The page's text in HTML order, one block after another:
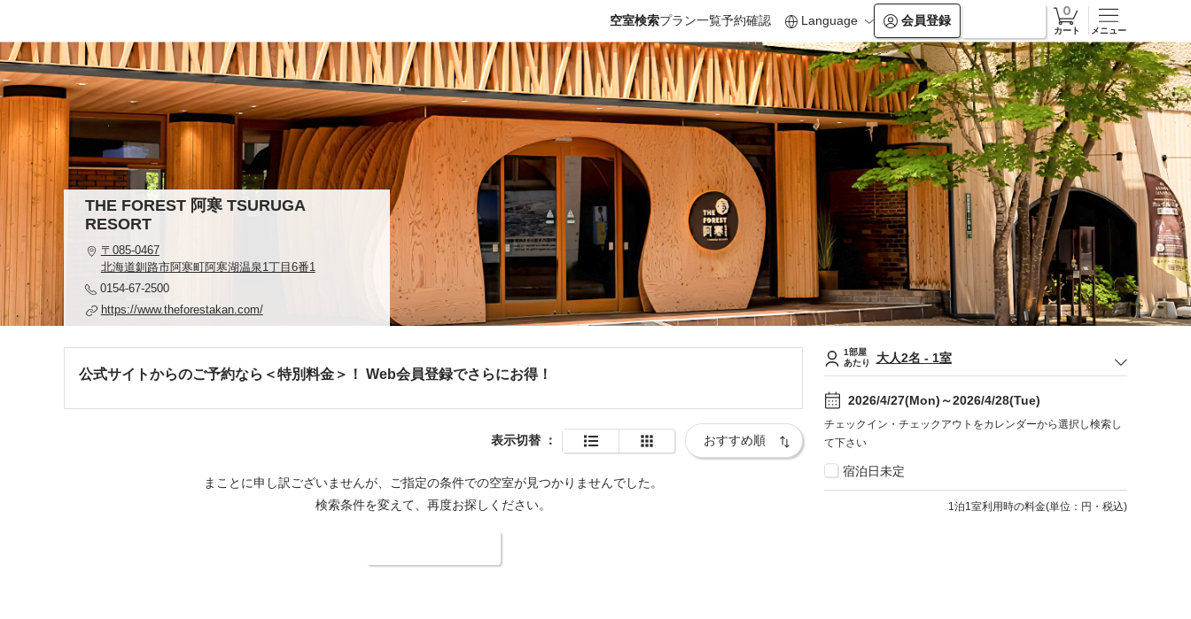
空室検索プラン一覧予約確認 Language 会員登録
カート メニュー
THE FOREST 阿寒 TSURUGA
RESORT
〒085-0467
北海道釧路市阿寒町阿寒湖温泉1丁目6番1
0154-67-2500
https://www.theforestakan.com/
公式サイトからのご予約なら＜特別料金＞！ Web会員登録でさらにお得！
表示切替 ：
まことに申し訳ございませんが、ご指定の条件での空室が見つかりませんでした。
検索条件を変えて、再度お探しください。
1部屋
あたり
大人2名 - 1室
2026/4/27(Mon)～2026/4/28(Tue)
チェックイン・チェックアウトをカレンダーから選択し検索し
て下さい
宿泊日未定
1 泊1室利用時の料金(単位：円・税込)